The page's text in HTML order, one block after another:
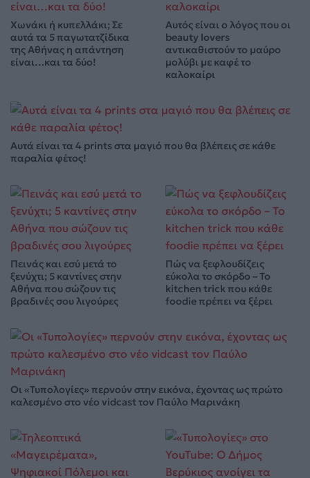
Χωνάκι ή κυπελλάκι; Σε
αυτά τα 5 παγωτατζίδικα
της Αθήνας η απάντηση
είναι…και τα δύο!
Αυτός είναι ο λόγος που οι
beauty lovers
αντικαθιστούν το μαύρο
μολύβι με καφέ το
καλοκαίρι
Αυτά είναι τα 4 prints στα μαγιό που θα βλέπεις σε κάθε
παραλία φέτος!
Πεινάς και εσύ μετά το
ξενύχτι; 5 καντίνες στην
Αθήνα που σώζουν τις
βραδινές σου λιγούρες
Πώς να ξεφλουδίζεις
εύκολα το σκόρδο – Το
kitchen trick που κάθε
foodie πρέπει να ξέρει
Οι «Τυπολογίες» περνούν στην εικόνα, έχοντας ως πρώτο
καλεσμένο στο νέο vidcast τον Παύλο Μαρινάκη